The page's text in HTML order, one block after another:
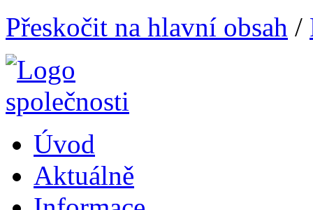
Přeskočit na hlavní obsah /
Úvod
Aktuálně